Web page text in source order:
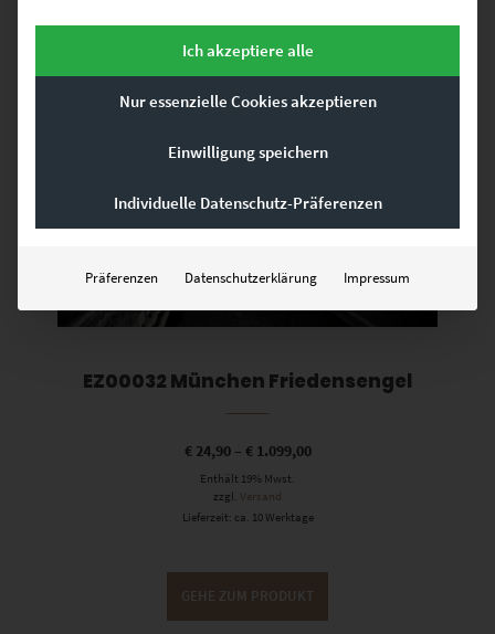
Dieses Produkt weist mehrere Varianten auf. Die Optionen können auf der Produktseite gewählt werden
EZ00032 München Friedensengel
€24,90– €1.099,00
Enthält 19% Mwst.
zzgl.
Versand
Lieferzeit: ca. 10 Werktage
GEHE ZUM PRODUKT
Ich akzeptiere alle
Nur essenzielle Cookies akzeptieren
Einwilligung speichern
Individuelle Datenschutz-Präferenzen
Präferenzen Datenschutzerklärung Impressum